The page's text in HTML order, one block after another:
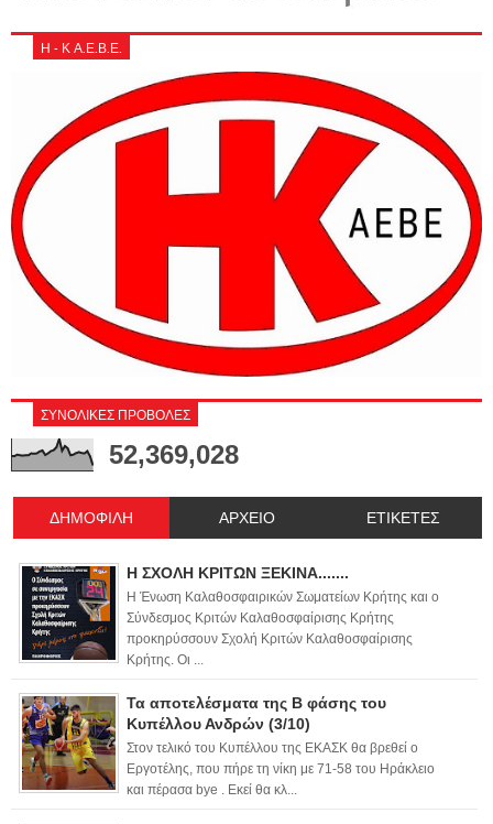
Η - Κ Α.Ε.Β.Ε.
ΣΥΝΟΛΙΚΕΣ ΠΡΟΒΟΛΕΣ
52,369,028
ΔΗΜΟΦΙΛΗ ΑΡΧΕΙΟ ΕΤΙΚΕΤΕΣ
Η ΣΧΟΛΗ ΚΡΙΤΩΝ ΞΕΚΙΝΑ.......
Η Ένωση Καλαθοσφαιρικών Σωματείων Κρήτης και ο
Σύνδεσμος Κριτών Καλαθοσφαίρισης Κρήτης
προκηρύσσουν Σχολή Κριτών Καλαθοσφαίρισης
Κρήτης. Οι ...
Τα αποτελέσματα της Β φάσης του
Κυπέλλου Ανδρών (3/10)
Στον τελικό του Κυπέλλου της ΕΚΑΣΚ θα βρεθεί ο
Εργοτέλης, που πήρε τη νίκη με 71-58 του Ηράκλειο
και πέρασα bye . Εκεί θα κλ...